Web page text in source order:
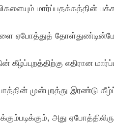
மார்ப்பதக்கத்தின்
ஏபோத்துத்
எதிரான
இரண்டு
அது